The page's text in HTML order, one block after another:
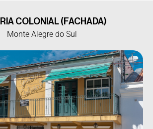
COLONIAL (FACHADA)
Monte Alegre do Sul